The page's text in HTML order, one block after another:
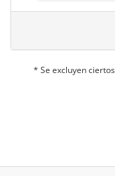
* Se excluyen